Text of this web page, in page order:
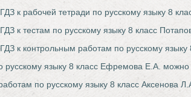
ГДЗ к рабочей тетради по русскому языку 8
ГДЗ к тестам по русскому языку 8 класс
ГДЗ к контрольным работам по русскому
русскому языку 8 класс Ефремова Е.А. можно
по русскому языку 8 класс Аксенова